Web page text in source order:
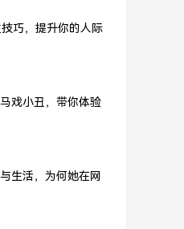
巧，提升你的人际
戏小丑，带你体验
生活，为何她在网